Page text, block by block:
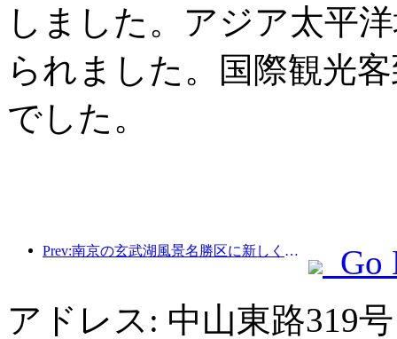
しました。アジア太平
られました。国際観光
でした。
Prev:南京の玄武湖風景名勝区に新しく建てられた「金陵詩堂」を含む4つの文化施設が正式にオープンした。
Go
アドレス: 中山東路319